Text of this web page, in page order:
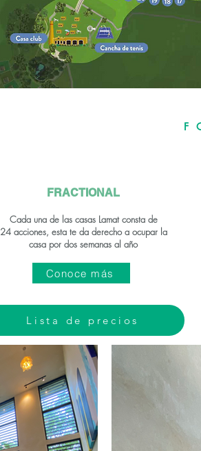
FRACTIONAL
Cada una de las casas Lamat consta de
24acciones, esta te da derecho a ocupar la
casa por dos semanas al año
Conoce más
Lista de precios